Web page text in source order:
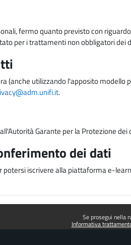
Se prosegui nella
Informativa
fermo quanto previsto con
per i trattamenti non obbligatori
(anche utilizzando l'apposito modello
.
Garante per la Protezione
dei dati
iscrivere alla piattaforma e-